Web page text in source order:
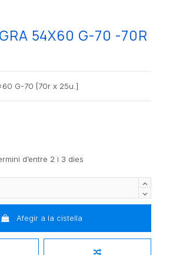
54X60 G-70 -70R
G-70 [70r x 25u.]
d’entre 2 i 3 dies
Afegir a la cistella